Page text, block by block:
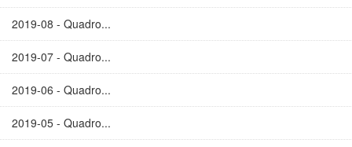
2019-08 - Quadro...
2019-07 - Quadro...
2019-06 - Quadro...
2019-05 - Quadro...